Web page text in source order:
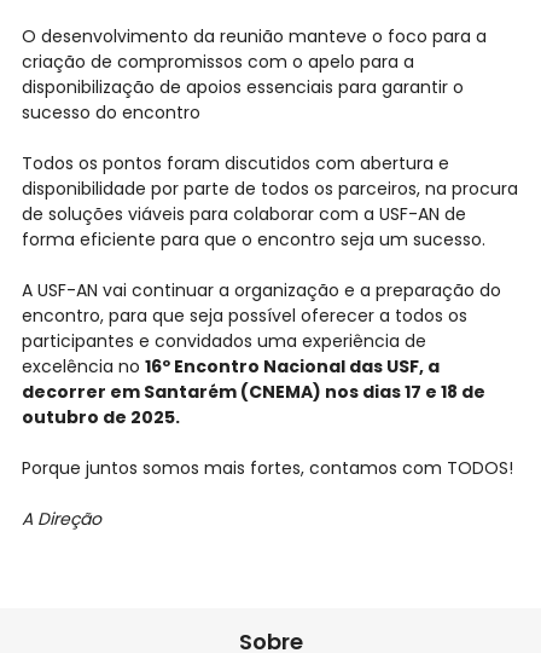
O desenvolvimento da reunião manteve o foco para a
criação de compromissos com o apelo para a
disponibilização de apoios essenciais para garantir o
sucesso do encontro
Todos os pontos foram discutidos com abertura e
disponibilidade por parte de todos os parceiros, na procura
de soluções viáveis para colaborar com a USF-AN de
forma eficiente para que o encontro seja um sucesso.
A USF-AN vai continuar a organização e a preparação do
encontro, para que seja possível oferecer a todos os
participantes e convidados uma experiência de
excelência no 16º Encontro Nacional das USF, a
decorrer em Santarém (CNEMA) nos dias 17 e 18 de
outubro de 2025.
Porque juntos somos mais fortes, contamos com TODOS!
A Direção
Sobre